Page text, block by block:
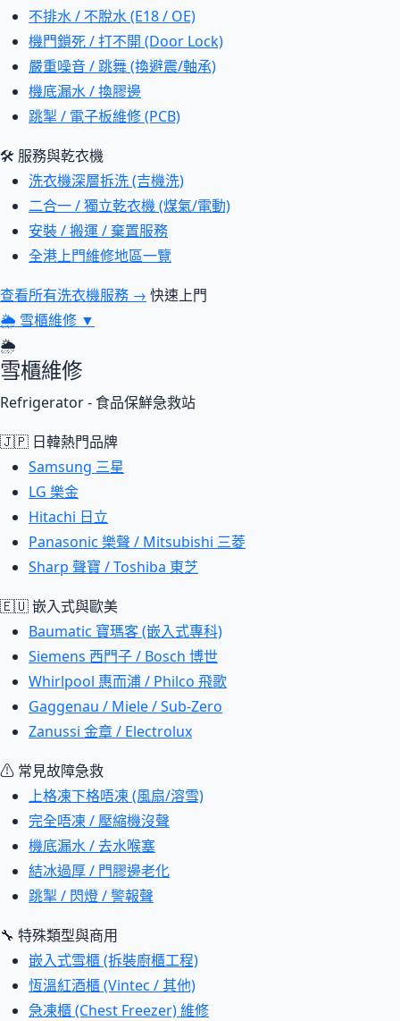
不排水 / 不脫水 (E18 / OE)
機門鎖死 / 打不開 (Door Lock)
嚴重噪音 / 跳舞 (換避震/軸承)
機底漏水 / 換膠邊
跳掣 / 電子板維修 (PCB)
🛠 服務與乾衣機
洗衣機深層拆洗 (吉機洗)
二合一 / 獨立乾衣機 (煤氣/電動)
安裝 / 搬運 / 棄置服務
全港上門維修地區一覽
查看所有洗衣機服務 → 快速上門
🌦 雪櫃維修 ▼
🌦
雪櫃維修
Refrigerator - 食品保鮮急救站
🇯🇵 日韓熱門品牌
Samsung 三星
LG 樂金
Hitachi 日立
Panasonic 樂聲 / Mitsubishi 三菱
Sharp 聲寶 / Toshiba 東芝
🇪🇺 嵌入式與歐美
Baumatic 寶瑪客 (嵌入式專科)
Siemens 西門子 / Bosch 博世
Whirlpool 惠而浦 / Philco 飛歌
Gaggenau / Miele / Sub-Zero
Zanussi 金章 / Electrolux
⚠ 常見故障急救
上格凍下格唔凍 (風扇/溶雪)
完全唔凍 / 壓縮機沒聲
機底漏水 / 去水喉塞
結冰過厚 / 門膠邊老化
跳掣 / 閃燈 / 警報聲
🔧 特殊類型與商用
嵌入式雪櫃 (拆裝廚櫃工程)
恆溫紅酒櫃 (Vintec / 其他)
急凍櫃 (Chest Freezer) 維修